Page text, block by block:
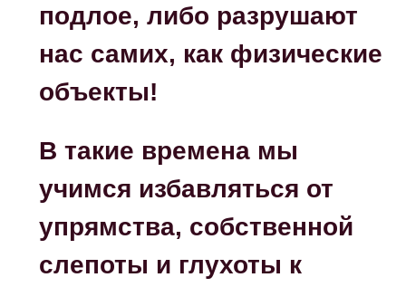
подлое, либо разрушают
нас самих, как физические
объекты!
В такие времена мы
учимся избавляться от
упрямства, собственной
слепоты и глухоты к